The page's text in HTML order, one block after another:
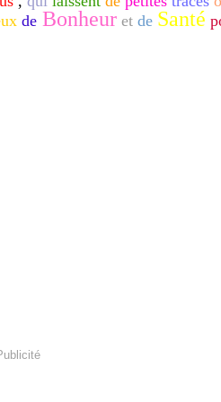
de Bonheur et de Santé